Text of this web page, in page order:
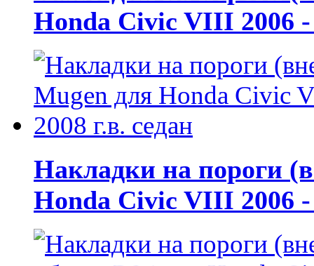
Honda Civic VIII 2006 -
Накладки на пороги
Honda Civic VIII 2006 -